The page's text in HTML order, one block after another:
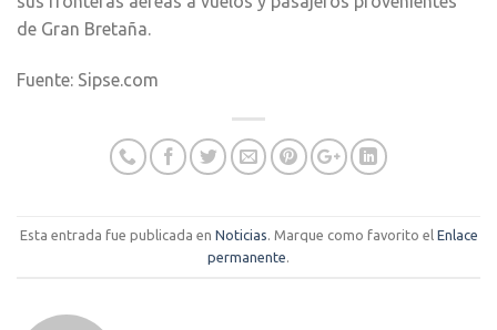
de Gran Bretaña.
Fuente: Sipse.com
Esta entrada fue publicada en Noticias. Marque como favorito el Enlace
permanente.